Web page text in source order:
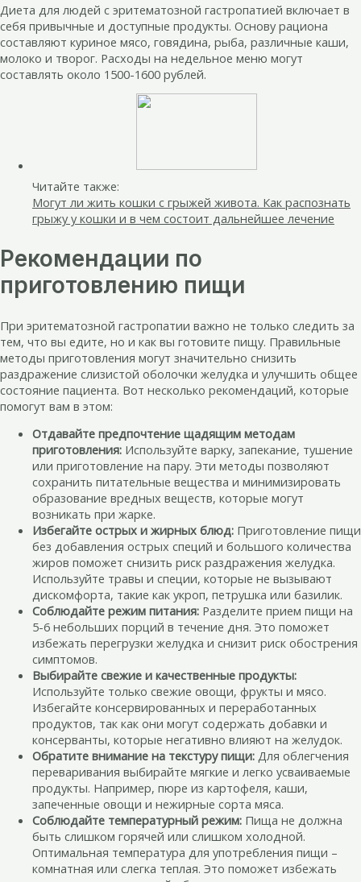
Диета для людей с эритематозной гастропатией включает в
себя привычные и доступные продукты. Основу рациона
составляют куриное мясо, говядина, рыба, различные каши,
молоко и творог. Расходы на недельное меню могут
составлять около 1500-1600 рублей.
Читайте также:
Могут ли жить кошки с грыжей живота. Как распознать
грыжу у кошки и в чем состоит дальнейшее лечение
Рекомендации по
приготовлению пищи
При эритематозной гастропатии важно не только следить за
тем, что вы едите, но и как вы готовите пищу. Правильные
методы приготовления могут значительно снизить
раздражение слизистой оболочки желудка и улучшить общее
состояние пациента. Вот несколько рекомендаций, которые
помогут вам в этом:
Отдавайте предпочтение щадящим методам
приготовления: Используйте варку, запекание, тушение
или приготовление на пару. Эти методы позволяют
сохранить питательные вещества и минимизировать
образование вредных веществ, которые могут
возникать при жарке.
Избегайте острых и жирных блюд: Приготовление пищи
без добавления острых специй и большого количества
жиров поможет снизить риск раздражения желудка.
Используйте травы и специи, которые не вызывают
дискомфорта, такие как укроп, петрушка или базилик.
Соблюдайте режим питания: Разделите прием пищи на
5-6 небольших порций в течение дня. Это поможет
избежать перегрузки желудка и снизит риск обострения
симптомов.
Выбирайте свежие и качественные продукты:
Используйте только свежие овощи, фрукты и мясо.
Избегайте консервированных и переработанных
продуктов, так как они могут содержать добавки и
консерванты, которые негативно влияют на желудок.
Обратите внимание на текстуру пищи: Для облегчения
переваривания выбирайте мягкие и легко усваиваемые
продукты. Например, пюре из картофеля, каши,
запеченные овощи и нежирные сорта мяса.
Соблюдайте температурный режим: Пища не должна
быть слишком горячей или слишком холодной.
Оптимальная температура для употребления пищи –
комнатная или слегка теплая. Это поможет избежать